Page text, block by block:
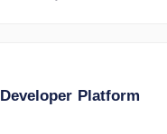
Developer Platform